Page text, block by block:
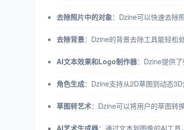
去除照片中的对象：Dzine可以快速去除
去除背景：Dzine的背景去除工具能轻松
AI文本效果和Logo制作器：Dzine提供
角色生成：Dzine支持从2D草图到动态
草图转艺术：Dzine可以将用户的草图转
AI艺术生成器：通过文本到图像的AI工